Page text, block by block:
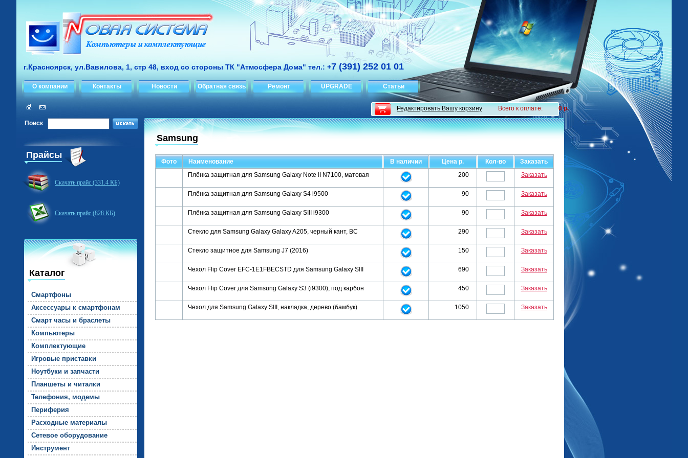
г.Красноярск, ул.Вавилова, 1, стр 48, вход со стороны ТК "Атмосфера Дома" тел.: +7 (391) 252 01 01
О компании Контакты Новости Обратная связь Ремонт UPGRADE Статьи
Поиск
Прайсы
Скачать прайс (331.4 КБ)
Скачать прайс (828 КБ)
Каталог
Смарт­фо­ны
Ак­сессу­ары к смарт­фо­нам
Смарт ча­сы и брас­ле­ты
Компь­юте­ры
Комп­лек­ту­ющие
Иг­ро­вые прис­тавки
Но­ут­бу­ки и зап­части
План­ше­ты и чи­тал­ки
Те­лефо­ния, мо­демы
Пе­рифе­рия
Рас­ходные ма­тери­алы
Се­тевое обо­рудо­вание
Инс­тру­мент
Редактировать Вашу корзину Всего к оплате: 0 р.
Samsung
Фото Наименование В наличии Цена р. Кол-во
Заказать
Плёнка защитная для Samsung Galaxy Note II N7100, матовая
200 Заказать
Плёнка защитная для Samsung Galaxy S4 i9500 90 Заказать
Плёнка защитная для Samsung Galaxy SIII i9300 90 Заказать
Стекло для Samsung Galaxy Galaxy A205, черный кант, BC 290 Заказать
Стекло защитное для Samsung J7 (2016) 150 Заказать
Чехол Flip Cover EFC-1E1FBECSTD для Samsung Galaxy SIII 690 Заказать
Чехол Flip Cover для Samsung Galaxy S3 (i9300), под карбон 450 Заказать
Чехол для Samsung Galaxy SIII, накладка, дерево (бамбук) 1050 Заказать